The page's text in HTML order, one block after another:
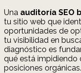
Una auditoría SEO
tu sitio web que
oportunidades de
tu visibilidad en
diagnóstico es
qué está impidiendo
posiciones orgánicas.